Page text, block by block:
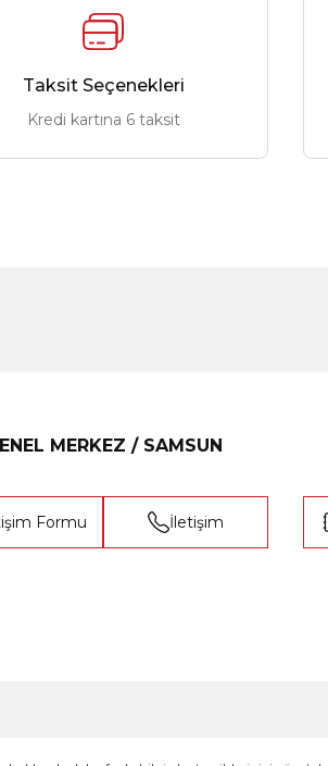
Taksit Seçenekleri
Kredi kartına 6 taksit
MERKEZ / SAMSUN
Formu İletişim